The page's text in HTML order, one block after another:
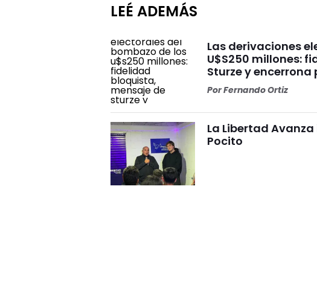
LEÉ ADEMÁS
Las derivaciones
U$S250 millones:
Sturze y encerrona
PorFernando Ortiz
La Libertad
Pocito